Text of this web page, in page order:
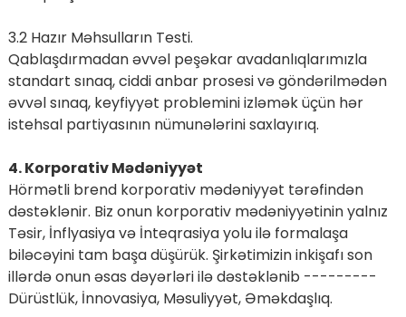
3.2 Hazır Məhsulların Testi.
Qablaşdırmadan əvvəl peşəkar avadanlıqlarımızla
standart sınaq, ciddi anbar prosesi və göndərilmədən
əvvəl sınaq, keyfiyyət problemini izləmək üçün hər
istehsal partiyasının nümunələrini saxlayırıq.
4. Korporativ Mədəniyyət
Hörmətli brend korporativ mədəniyyət tərəfindən
dəstəklənir. Biz onun korporativ mədəniyyətinin yalnız
Təsir, İnflyasiya və İnteqrasiya yolu ilə formalaşa
biləcəyini tam başa düşürük. Şirkətimizin inkişafı son
illərdə onun əsas dəyərləri ilə dəstəklənib ---------
Dürüstlük, İnnovasiya, Məsuliyyət, Əməkdaşlıq.